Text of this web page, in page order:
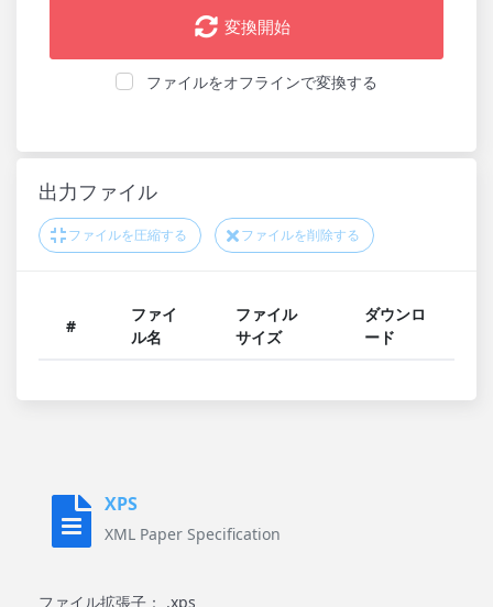
変換開始
ファイルをオフラインで変換する
出力ファイル
ファイルを圧縮する ファイルを削除する
#
ファイ
ル名
ファイル
サイズ
ダウンロ
ード
XPS
XML Paper Specification
ファイル拡張子： .xps